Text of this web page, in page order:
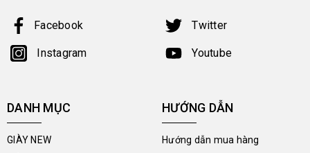
Facebook Twitter
Instagram Youtube
DANH MỤC
GIÀY NEW
HƯỚNG DẪN
Hướng dẫn mua hàng